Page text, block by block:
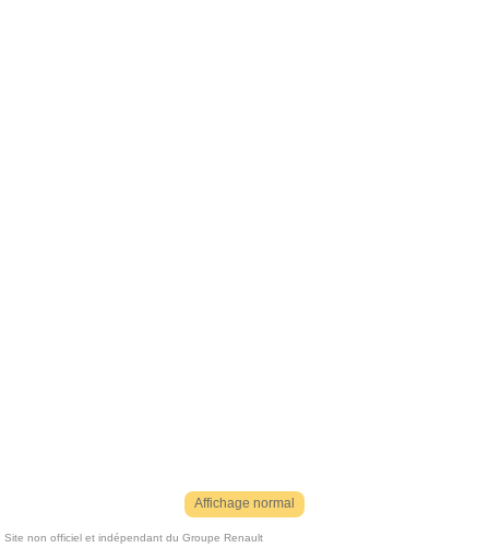
Affichage normal
Site non officiel et indépendant du Groupe Renault